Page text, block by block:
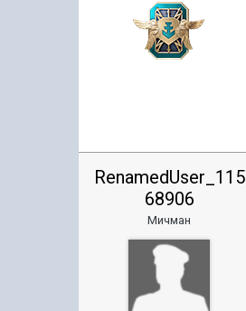
RenamedUser_115
68906
Мичман